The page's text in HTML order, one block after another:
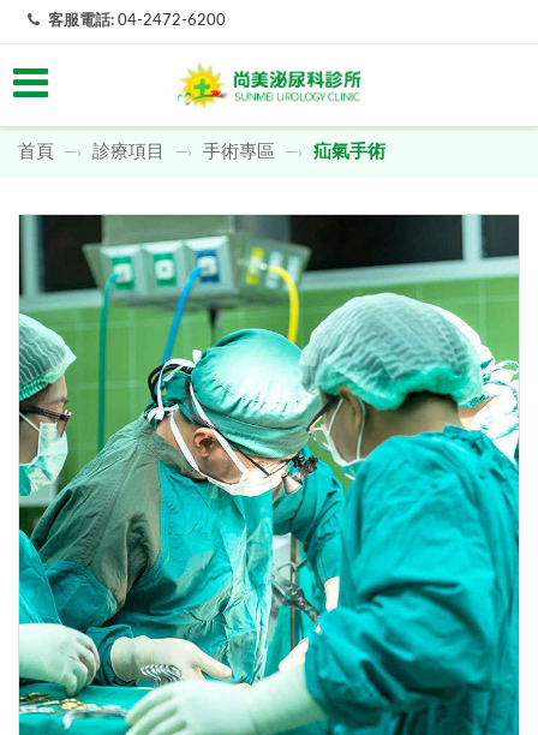
客服電話: 04-2472-6200
首頁 —› 診療項目 —› 手術專區 —› 疝氣手術